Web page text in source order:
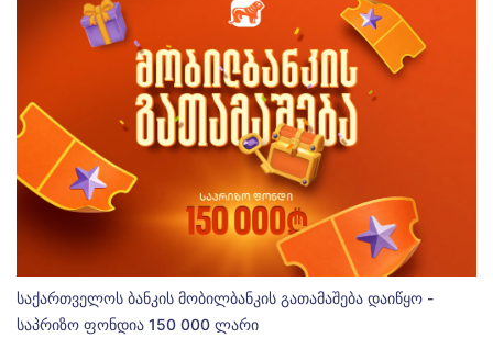
საქართველოს ბანკის მობილბანკის გათამაშება დაიწყო -
საპრიზო ფონდია 150 000 ლარი